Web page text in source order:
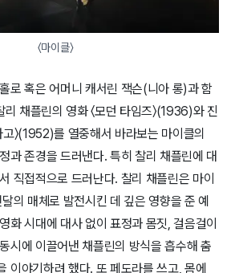
〈마이클〉
로 혹은 어머니 캐서린 잭슨(니아 롱)과 함
채플린의 영화 〈모던 타임즈〉(1936)와 진
고〉(1952)를 열중해서 바라보는 마이클의
과 존경을 드러낸다. 특히 찰리 채플린에 대
직접적으로 드러난다. 찰리 채플린은 마이
의 매체로 발전시킨 데 깊은 영향을 준 예
화 시대에 대사 없이 표정과 몸짓, 걸음걸이
시에 이끌어낸 채플린의 방식을 흡수해 춤
이야기하려 했다. 또 페도라를 쓰고, 몸에